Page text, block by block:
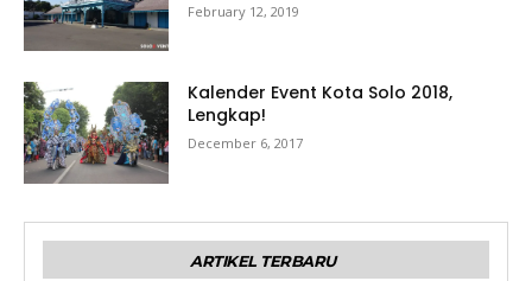
February 12, 2019
Kalender Event Kota Solo 2018,
Lengkap!
December 6, 2017
ARTIKEL TERBARU